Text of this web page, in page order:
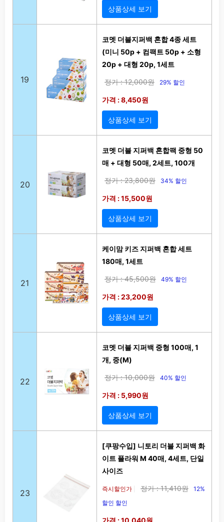
상품상세 보기
19
코멧 더블지퍼백 혼합 4종 세트
(미니 50p + 컴팩트 50p + 소형
20p + 대형 20p, 1세트
정가 : 12,000원 29% 할인
가격 : 8,450원
상품상세 보기
20
코멧 더블 지퍼백 혼합팩 중형 50
매 + 대형 50매, 2세트, 100개
정가 : 23,800원 34% 할인
가격 : 15,500원
상품상세 보기
21
케이맘 키즈 지퍼백 혼합 세트
180매, 1세트
정가 : 45,500원 49% 할인
가격 : 23,200원
상품상세 보기
22
코멧 더블 지퍼백 중형 100매, 1
개, 중(M)
정가 : 10,000원 40% 할인
가격 : 5,990원
상품상세 보기
23
[쿠팡수입] 니토리 더블 지퍼백 화
이트 플라워 M 40매, 4세트, 단일
사이즈
즉시할인가 정가 : 11,410원
12%
할인 할인
가격 : 10,040원